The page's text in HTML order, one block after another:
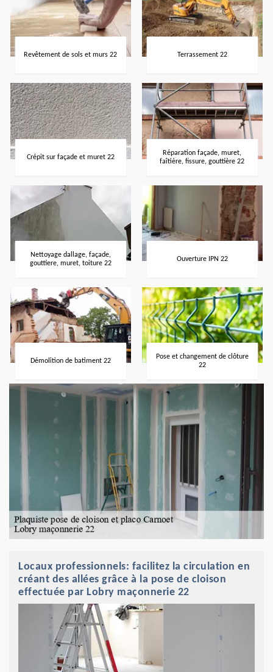
Revêtement de sols et murs 22 Terrassement 22
Crépit sur façade et muret 22
Réparation façade, muret,
faîtière, fissure, gouttière 22
Nettoyage dallage, façade,
gouttiere, muret, toiture 22
Ouverture IPN 22
Démolition de batiment 22
Pose et changement de clôture
22
Locaux professionnels: facilitez la circulation en
créant des allées grâce à la pose de cloison
effectuée par Lobry maçonnerie 22